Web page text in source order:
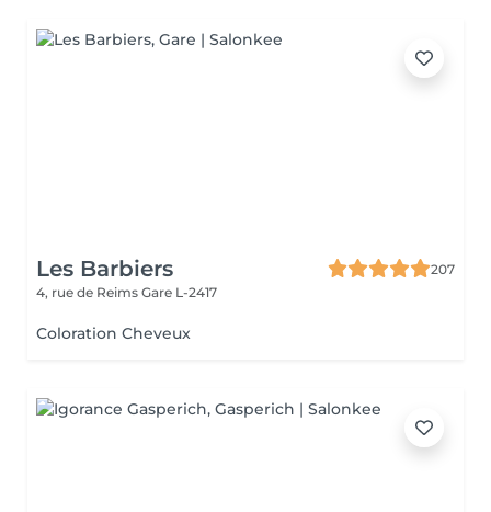
Les Barbiers
207
4, rue de Reims Gare L-2417
Coloration Cheveux